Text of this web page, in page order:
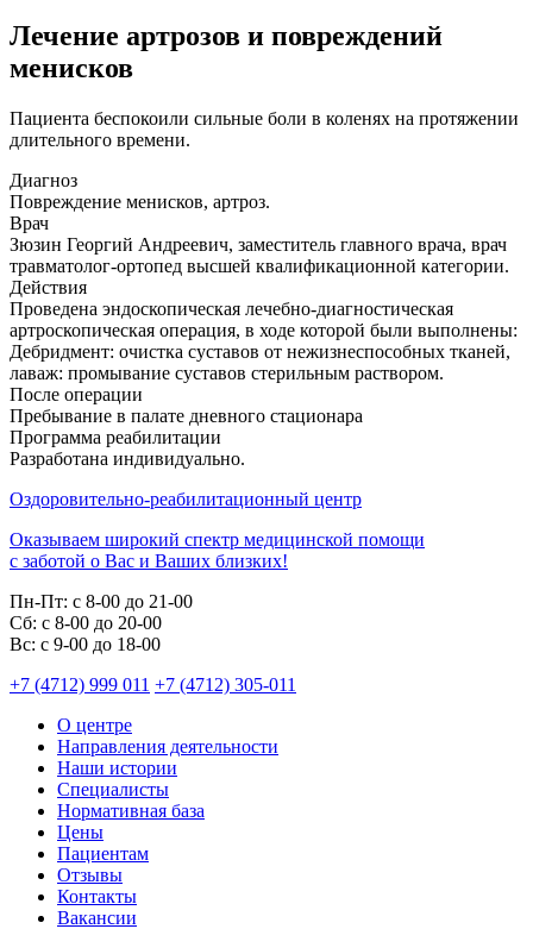
Лечение артрозов и повреждений
менисков
Пациента беспокоили сильные боли в коленях на протяжении
длительного времени.
Диагноз
Повреждение менисков, артроз.
Врач
Зюзин Георгий Андреевич, заместитель главного врача, врач
травматолог-ортопед высшей квалификационной категории.
Действия
Проведена эндоскопическая лечебно-диагностическая
артроскопическая операция, в ходе которой были выполнены:
Дебридмент: очистка суставов от нежизнеспособных тканей,
лаваж: промывание суставов стерильным раствором.
После операции
Пребывание в палате дневного стационара
Программа реабилитации
Разработана индивидуально.
Оздоровительно-реабилитационный центр
Оказываем широкий спектр медицинской помощи
с заботой о Вас и Ваших близких!
Пн-Пт: с 8-00 до 21-00
Cб: с 8-00 до 20-00
Вс: с 9-00 до 18-00
+7 (4712) 999 011 +7 (4712) 305-011
О центре
Направления деятельности
Наши истории
Специалисты
Нормативная база
Цены
Пациентам
Отзывы
Контакты
Вакансии